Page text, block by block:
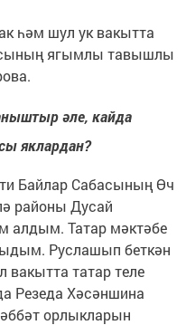
һәм шул ук вакытта
ягымлы тавышлы
әле, кайда
яклардан?
Байлар Сабасының Өч
районы Дусай
алдым. Татар мәктәбе
Руслашып беткән
вакытта татар теле
Резеда Хәсәншина
орлыкларын